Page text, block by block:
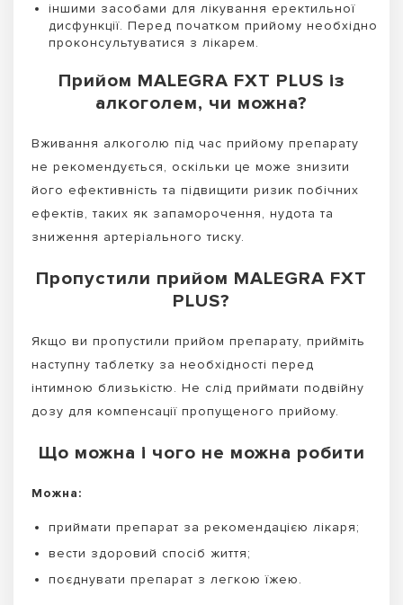
іншими засобами для лікування еректильної
дисфункції. Перед початком прийому необхідно
проконсультуватися з лікарем.
Прийом MALEGRA FXT PLUS із
алкоголем, чи можна?
Вживання алкоголю під час прийому препарату
не рекомендується, оскільки це може знизити
його ефективність та підвищити ризик побічних
ефектів, таких як запаморочення, нудота та
зниження артеріального тиску.
Пропустили прийом MALEGRA FXT
PLUS?
Якщо ви пропустили прийом препарату, прийміть
наступну таблетку за необхідності перед
інтимною близькістю. Не слід приймати подвійну
дозу для компенсації пропущеного прийому.
Що можна і чого не можна робити
Можна:
приймати препарат за рекомендацією лікаря;
вести здоровий спосіб життя;
поєднувати препарат з легкою їжею.